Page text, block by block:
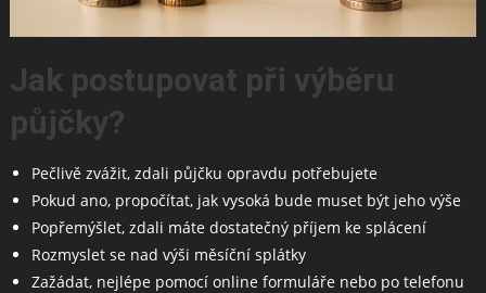
Jak postupovat při výběru
půjčky?
Pečlivě zvážit, zdali půjčku opravdu potřebujete
Pokud ano, propočítat, jak vysoká bude muset být jeho výše
Popřemýšlet, zdali máte dostatečný příjem ke splácení
Rozmyslet se nad výši měsíční splátky
Zažádat, nejlépe pomocí online formuláře nebo po telefonu